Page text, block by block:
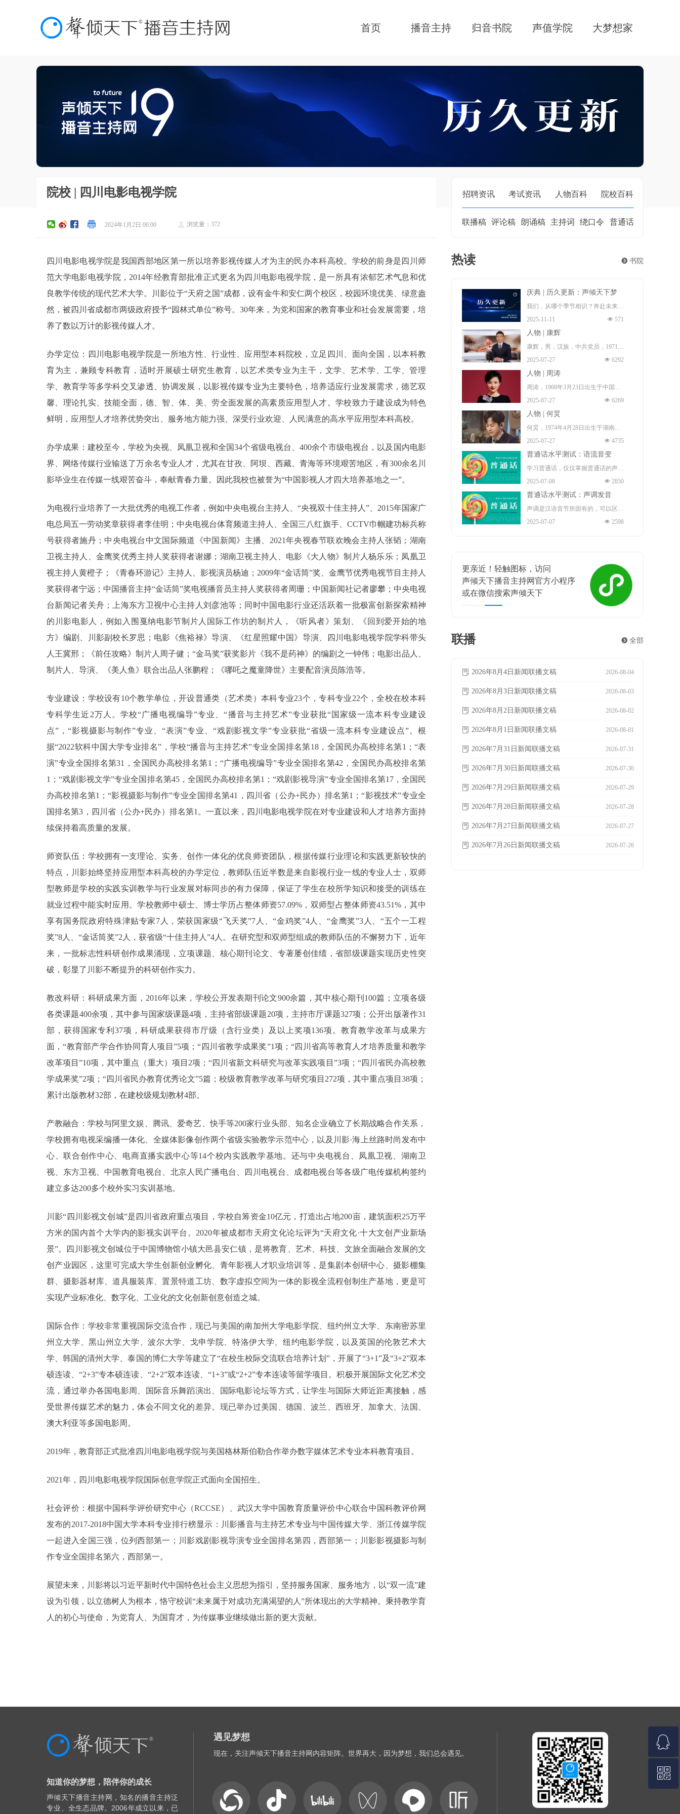
首页 播音主持 归音书院 声值学院 大梦想家
招聘资讯 考试资讯 人物百科 院校百科
联播稿 评论稿 朗诵稿 主持词 绕口令 普通话
院校 | 四川电影电视学院
2024年1月2日 00:00 ꄑ 浏览量： 372
四川电影电视学院是我国西部地区第一所以培养影视传媒人才为主的民办本科高校。学校的前身是四川师
范大学电影电视学院，2014年经教育部批准正式更名为四川电影电视学院，是一所具有浓郁艺术气息和优
良教学传统的现代艺术大学。川影位于“天府之国”成都，设有金牛和安仁两个校区，校园环境优美、绿意盎
然，被四川省成都市两级政府授予“园林式单位”称号。30年来，为党和国家的教育事业和社会发展需要，培
养了数以万计的影视传媒人才。
办学定位：四川电影电视学院是一所地方性、行业性、应用型本科院校，立足四川、面向全国，以本科教
育为主，兼顾专科教育，适时开展硕士研究生教育，以艺术类专业为主干，文学、艺术学、工学、管理
学、教育学等多学科交叉渗透、协调发展，以影视传媒专业为主要特色，培养适应行业发展需求，德艺双
馨、理论扎实、技能全面，德、智、体、美、劳全面发展的高素质应用型人才。学校致力于建设成为特色
鲜明，应用型人才培养优势突出、服务地方能力强、深受行业欢迎、人民满意的高水平应用型本科高校。
办学成果：建校至今，学校为央视、凤凰卫视和全国34个省级电视台、400余个市级电视台，以及国内电影
界、网络传媒行业输送了万余名专业人才，尤其在甘孜、阿坝、西藏、青海等环境艰苦地区，有300余名川
影毕业生在传媒一线艰苦奋斗，奉献青春力量。因此我校也被誉为“中国影视人才四大培养基地之一”。
为电视行业培养了一大批优秀的电视工作者，例如中央电视台主持人、“央视双十佳主持人”、2015年国家广
电总局五一劳动奖章获得者李佳明；中央电视台体育频道主持人、全国三八红旗手、CCTV巾帼建功标兵称
号获得者施丹；中央电视台中文国际频道《中国新闻》主播、2021年央视春节联欢晚会主持人张韬；湖南
卫视主持人、金鹰奖优秀主持人奖获得者谢娜；湖南卫视主持人、电影《大人物》制片人杨乐乐；凤凰卫
视主持人黄橙子；《青春环游记》主持人、影视演员杨迪；2009年“金话筒”奖、金鹰节优秀电视节目主持人
奖获得者宁远；中国播音主持“金话筒”奖电视播音员主持人奖获得者周珊；中国新闻社记者廖攀；中央电视
台新闻记者关舟；上海东方卫视中心主持人刘彦池等；同时中国电影行业还活跃着一批极富创新探索精神
的川影电影人，例如入围戛纳电影节制片人国际工作坊的制片人，《听风者》策划、《回到爱开始的地
方》编剧、川影副校长罗思；电影《焦裕禄》导演、《红星照耀中国》导演、四川电影电视学院学科带头
人王冀邢；《前任攻略》制片人周子健；“金马奖”获奖影片《我不是药神》的编剧之一钟伟；电影出品人、
制片人、导演、《美人鱼》联合出品人张鹏程；《哪吒之魔童降世》主要配音演员陈浩等。
专业建设：学校设有10个教学单位，开设普通类（艺术类）本科专业23个，专科专业22个，全校在校本科
专科学生近2万人。学校“广播电视编导”专业、“播音与主持艺术”专业获批“国家级一流本科专业建设
点”，“影视摄影与制作”专业、“表演”专业、“戏剧影视文学”专业获批“省级一流本科专业建设点”。根
据“2022软科中国大学专业排名”，学校“播音与主持艺术”专业全国排名第18，全国民办高校排名第1；“表
演”专业全国排名第31，全国民办高校排名第1；“广播电视编导”专业全国排名第42，全国民办高校排名第
1；“戏剧影视文学”专业全国排名第45，全国民办高校排名第1；“戏剧影视导演”专业全国排名第17，全国民
办高校排名第1；“影视摄影与制作”专业全国排名第41，四川省（公办+民办）排名第1；“影视技术”专业全
国排名第3，四川省（公办+民办）排名第1。一直以来，四川电影电视学院在对专业建设和人才培养方面持
续保持着高质量的发展。
师资队伍：学校拥有一支理论、实务、创作一体化的优良师资团队，根据传媒行业理论和实践更新较快的
特点，川影始终坚持应用型本科高校的办学定位，教师队伍近半数是来自影视行业一线的专业人士，双师
型教师是学校的实践实训教学与行业发展对标同步的有力保障，保证了学生在校所学知识和接受的训练在
就业过程中能实时应用。学校教师中硕士、博士学历占整体师资57.09%，双师型占整体师资43.51%，其中
享有国务院政府特殊津贴专家7人，荣获国家级“飞天奖”7人、“金鸡奖”4人、“金鹰奖”3人、“五个一工程
奖”8人、“金话筒奖”2人，获省级“十佳主持人”4人。在研究型和双师型组成的教师队伍的不懈努力下，近年
来，一批标志性科研创作成果涌现，立项课题、核心期刊论文、专著屡创佳绩，省部级课题实现历史性突
破，彰显了川影不断提升的科研创作实力。
教改科研：科研成果方面，2016年以来，学校公开发表期刊论文900余篇，其中核心期刊100篇；立项各级
各类课题400余项，其中参与国家级课题4项，主持省部级课题20项，主持市厅课题327项；公开出版著作31
部，获得国家专利37项，科研成果获得市厅级（含行业类）及以上奖项136项。教育教学改革与成果方
面，“教育部产学合作协同育人项目”5项；“四川省教学成果奖”1项；“四川省高等教育人才培养质量和教学
改革项目”10项，其中重点（重大）项目2项；“四川省新文科研究与改革实践项目”3项；“四川省民办高校教
学成果奖”2项；“四川省民办教育优秀论文”5篇；校级教育教学改革与研究项目272项，其中重点项目38项；
累计出版教材32部，在建校级规划教材4部。
产教融合：学校与阿里文娱、腾讯、爱奇艺、快手等200家行业头部、知名企业确立了长期战略合作关系，
学校拥有电视采编播一体化、全媒体影像创作两个省级实验教学示范中心，以及川影·海上丝路时尚发布中
心、联合创作中心、电商直播实践中心等14个校内实践教学基地。还与中央电视台、凤凰卫视、湖南卫
视、东方卫视、中国教育电视台、北京人民广播电台、四川电视台、成都电视台等各级广电传媒机构签约
建立多达200多个校外实习实训基地。
川影“四川影视文创城”是四川省政府重点项目，学校自筹资金10亿元，打造出占地200亩，建筑面积25万平
方米的国内首个大学内的影视实训平台。2020年被成都市天府文化论坛评为“天府文化·十大文创产业新场
景”。四川影视文创城位于中国博物馆小镇大邑县安仁镇，是将教育、艺术、科技、文旅全面融合发展的文
创产业园区，这里可完成大学生创新创业孵化、青年影视人才职业培训等，是集剧本创研中心、摄影棚集
群、摄影器材库、道具服装库、置景特道工坊、数字虚拟空间为一体的影视全流程创制生产基地，更是可
实现产业标准化、数字化、工业化的文化创新创意创造之城。
国际合作：学校非常重视国际交流合作，现已与美国的南加州大学电影学院、纽约州立大学、东南密苏里
州立大学、黑山州立大学、波尔大学、戈申学院、特洛伊大学、纽约电影学院，以及英国的伦敦艺术大
学、韩国的清州大学、泰国的博仁大学等建立了“在校生校际交流联合培养计划”，开展了“3+1”及“3+2”双本
硕连读、“2+3”专本硕连读、“2+2”双本连读、“1+3”或“2+2”专本连读等留学项目。积极开展国际文化艺术交
流，通过举办各国电影周、国际音乐舞蹈演出、国际电影论坛等方式，让学生与国际大师近距离接触，感
受世界传媒艺术的魅力，体会不同文化的差异。现已举办过美国、德国、波兰、西班牙、加拿大、法国、
澳大利亚等多国电影周。
2019年，教育部正式批准四川电影电视学院与美国格林斯伯勒合作举办数字媒体艺术专业本科教育项目。
2021年，四川电影电视学院国际创意学院正式面向全国招生。
社会评价：根据中国科学评价研究中心（RCCSE）、武汉大学中国教育质量评价中心联合中国科教评价网
发布的2017-2018中国大学本科专业排行榜显示：川影播音与主持艺术专业与中国传媒大学、浙江传媒学院
一起进入全国三强，位列西部第一；川影戏剧影视导演专业全国排名第四，西部第一；川影影视摄影与制
作专业全国排名第六，西部第一。
展望未来，川影将以习近平新时代中国特色社会主义思想为指引，坚持服务国家、服务地方，以“双一流”建
设为引领，以立德树人为根本，恪守校训“未来属于对成功充满渴望的人”所体现出的大学精神。秉持教学育
人的初心与使命，为党育人、为国育才，为传媒事业继续做出新的更大贡献。
热读 뀹 书院
庆典 | 历久更新：声倾天下梦
我们，从哪个季节相识？奔赴未来！
这一程夏冬往复，风月浸染群山与长
河。遍经天光夜色，梦想永远年轻。
而热爱，更新。
声倾天下播音主持网梦想十九年：历
久更新！
넶 571
2025-11-11
人物 | 康辉
康辉，男，汉族，中共党员，1971年
1月17日出生 （一说，1972年出
生 ），祖籍中国河北省石家庄市无
极县 ，本科毕业于中国传媒大学播
播电视学专业。中国内地节目主持
人、新闻播音员、央视新闻中心新闻
播音部主任 ，中共十九大、二十大
代表 。
넶 6292
2025-07-27
人物 | 周涛
周涛，1968年3月23日出生于中国安
徽省淮南市田家庵区 ，毕业于北京
广播学院（现中国传媒大学），硕士
研究生 ，中国著名女主持人、导
殊津贴”享受者、中宣部“四个一
批”人才、“五一”劳动奖章 、中国青
年“五四”奖章的获得者。现任保利文
化集团股份有限公司艺术总监、保利
넶 6269
2025-07-27
人物 | 何炅
何炅，1974年4月28日出生于湖南省
长沙市雨花区，中国内地男主持人、
演员、歌手、导演、作家。
넶 4735
2025-07-27
普通话水平测试：语流音变
学习普通话，仅仅掌握普通话的声
母、韵母和声调是不够的。因为我们
在读书或说话时，不是鼓励地严格按
照每一个音节的声、韵、调来发音
的音素与因素、音节与音节、声调与
声调之间就不可避免地会发生相互影
响，从而使有些音节的读音产生一定
넶 2850
2025-07-08
普通话水平测试：声调发音
声调是汉语音节所固有的，可以区别
意义的声音的高低升降。声调是音节
练习和联系等，这些词语意义的不同
主要靠声调来区别。声调贯穿整个音
节的始终，主要作用在韵腹上。在汉
强都有关系。但是，它的性质主要决
넶 2598
2025-07-07
更亲近！轻触图标，访问
声倾天下播音主持网官方小程序
或在微信搜索声倾天下
联播 뀹 全部
2026-08-04
ꂓ 2026年8月4日新闻联播文稿
2026-08-03
ꂓ 2026年8月3日新闻联播文稿
2026-08-02
ꂓ 2026年8月2日新闻联播文稿
2026-08-01
ꂓ 2026年8月1日新闻联播文稿
2026-07-31
ꂓ 2026年7月31日新闻联播文稿
2026-07-30
ꂓ 2026年7月30日新闻联播文稿
2026-07-29
ꂓ 2026年7月29日新闻联播文稿
2026-07-28
ꂓ 2026年7月28日新闻联播文稿
2026-07-27
ꂓ 2026年7月27日新闻联播文稿
2026-07-26
ꂓ 2026年7月26日新闻联播文稿
知道你的梦想，陪伴你的成长
声倾天下播音主持网，知名的播音主持泛
专业、全生态品牌。2006年成立以来，已
遇见梦想
现在，关注声倾天下播音主持网内容矩阵。世界再大，因为梦想，我们总会遇见。
ꁗ
发起在线会话
ꀥ